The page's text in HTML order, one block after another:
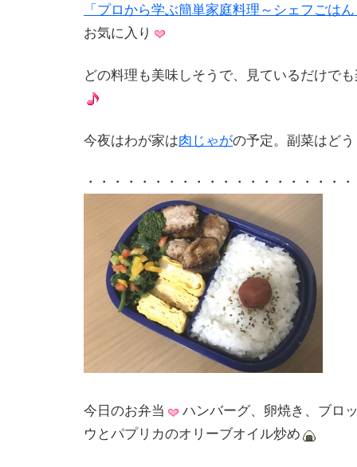
「プロから学ぶ簡単家庭料理～シェフごは
お気に入り
どの料理も美味しそうで、見ているだけで
今夜はわが家は肉じゃがの予定。副菜はど
・・・・・・・・・・・・・・・・・・・
今日のお弁当
ハンバーグ、卵焼き、ブロ
ウとパプリカのオリーブオイル炒め